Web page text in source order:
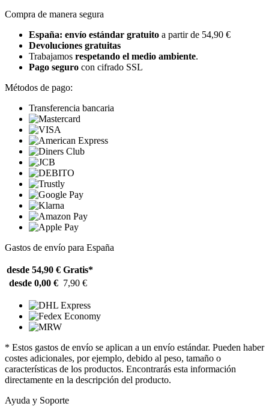
Compra de manera segura
España: envío estándar gratuito a partir de 54,90 €
Devoluciones gratuitas
Trabajamos respetando el medio ambiente.
Pago seguro con cifrado SSL
Métodos de pago:
Transferencia bancaria
Gastos de envío para España
desde 54,90 € Gratis*
desde 0,00 € 7,90 €
* Estos gastos de envío se aplican a un envío estándar. Pueden haber
costes adicionales, por ejemplo, debido al peso, tamaño o
características de los productos. Encontrarás esta información
directamente en la descripción del producto.
Ayuda y Soporte